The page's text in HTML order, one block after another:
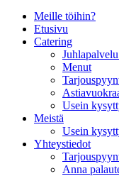
Meille töihin?
Etusivu
Catering
Menut
Usein
Meistä
Usein
Yhteystiedot
Anna